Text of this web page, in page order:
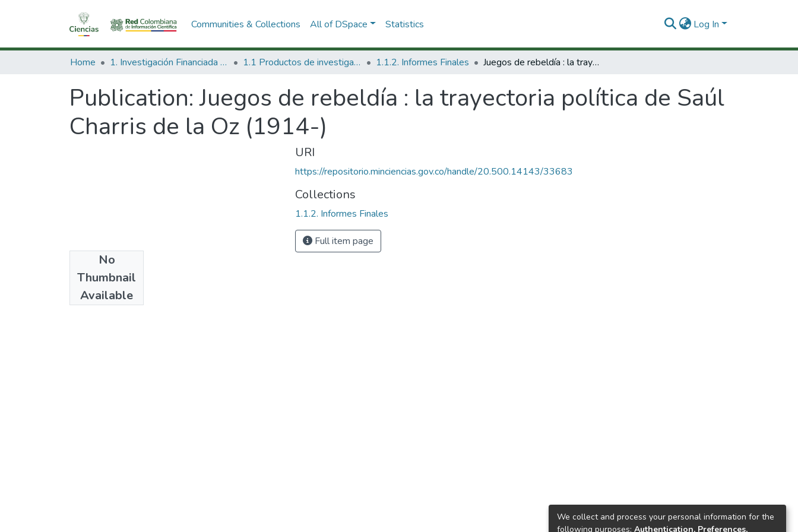
Communities & Collections All of DSpace Statistics Log In
Home 1. Investigación Financiada con Recursos Públicos 1.1 Productos de investigación 1.1.2. Informes Finales Juegos de rebeldía : la trayectoria política de Saúl Charris de la Oz (1914-)
Publication:Juegos de rebeldía : la trayectoria política de Saúl
Charris de la Oz (1914-)
No
Thumbnail
Available
1997
URI
https://repositorio.minciencias.gov.co/handle/20.500.14143/33683
Collections
1.1.2. Informes Finales
Full item page
We collect and process your personal information for the
following purposes: Authentication, Preferences,